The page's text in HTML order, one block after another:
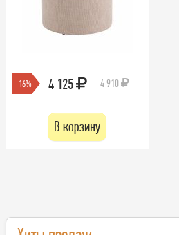
-16% 4 125 4 910
В корзину